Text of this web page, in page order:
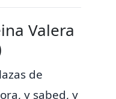
Valera
de
y sabed, y